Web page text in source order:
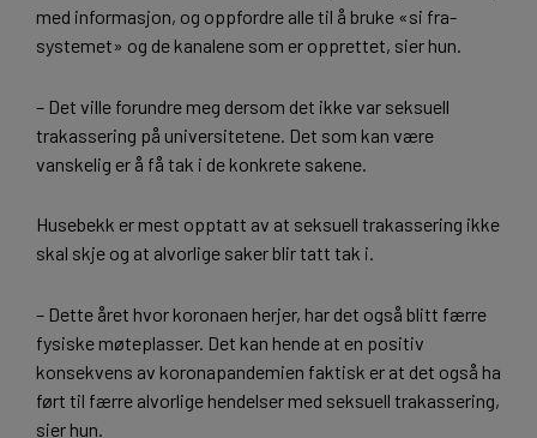
med informasjon, og oppfordre alle til å bruke «si fra-
systemet» og de kanalene som er opprettet, sier hun.
– Det ville forundre meg dersom det ikke var seksuell
trakassering på universitetene. Det som kan være
vanskelig er å få tak i de konkrete sakene.
Husebekk er mest opptatt av at seksuell trakassering ikke
skal skje og at alvorlige saker blir tatt tak i.
– Dette året hvor koronaen herjer, har det også blitt færre
fysiske møteplasser. Det kan hende at en positiv
konsekvens av koronapandemien faktisk er at det også ha
ført til færre alvorlige hendelser med seksuell trakassering,
sier hun.